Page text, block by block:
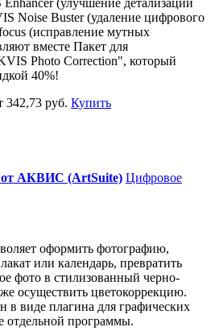
(улучшение детализации
Noise Buster (удаление цифрового
(исправление мутных
вместе Пакет для
Photo Correction", который
40%!
342,73 руб. Купить
АКВИС (ArtSuite) Цифровое
оформить фотографию,
или календарь, превратить
фото в стилизованный черно-
осуществить цветокоррекцию.
в виде плагина для графических
отдельной программы.